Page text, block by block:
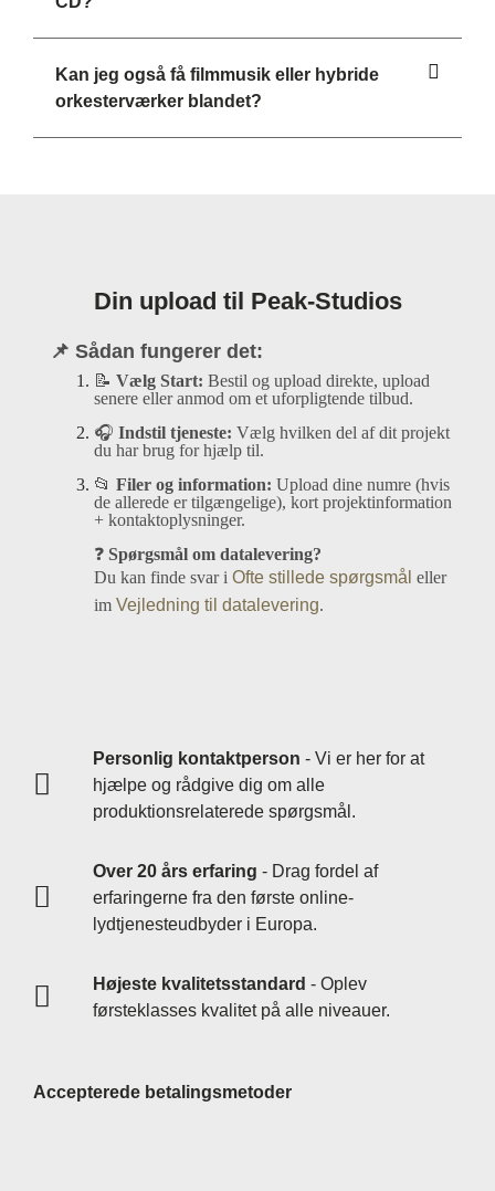
Kan jeg også få filmmusik eller hybride
orkesterværker blandet?
Din upload til Peak-Studios
📌 Sådan fungerer det:
📝 Vælg Start: Bestil og upload direkte, upload
senere eller anmod om et uforpligtende tilbud.
🎧 Indstil tjeneste: Vælg hvilken del af dit projekt
du har brug for hjælp til.
📂 Filer og information: Upload dine numre (hvis
de allerede er tilgængelige), kort projektinformation
+ kontaktoplysninger.
❓ Spørgsmål om datalevering?
Du kan finde svar i Ofte stillede spørgsmål eller
im Vejledning til datalevering.
Personlig kontaktperson - Vi er her for at
hjælpe og rådgive dig om alle
produktionsrelaterede spørgsmål.
Over 20 års erfaring - Drag fordel af
erfaringerne fra den første online-
lydtjenesteudbyder i Europa.
Højeste kvalitetsstandard - Oplev
førsteklasses kvalitet på alle niveauer.
Accepterede betalingsmetoder